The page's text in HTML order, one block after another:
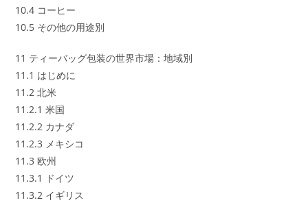
10.4 コーヒー
10.5 その他の用途別
11 ティーバッグ包装の世界市場：地域別
11.1 はじめに
11.2 北米
11.2.1 米国
11.2.2 カナダ
11.2.3 メキシコ
11.3 欧州
11.3.1 ドイツ
11.3.2 イギリス